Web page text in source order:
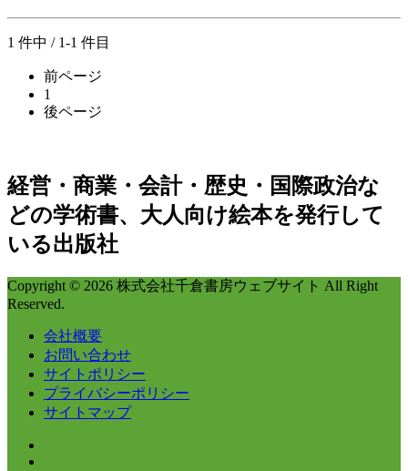
1 件中 / 1-1 件目
前ページ
1
後ページ
経営・商業・会計・歴史・国際政治な
どの学術書、大人向け絵本を発行して
いる出版社
Copyright © 2026 株式会社千倉書房ウェブサイト All Right
Reserved.
会社概要
お問い合わせ
サイトポリシー
プライバシーポリシー
サイトマップ